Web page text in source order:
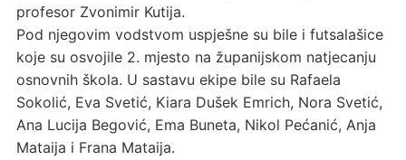
profesor Zvonimir Kutija.
Pod njegovim vodstvom uspješne su bile i futsalašice
koje su osvojile 2. mjesto na županijskom natjecanju
osnovnih škola. U sastavu ekipe bile su Rafaela
Sokolić, Eva Svetić, Kiara Dušek Emrich, Nora Svetić,
Ana Lucija Begović, Ema Buneta, Nikol Pećanić, Anja
Mataija i Frana Mataija.